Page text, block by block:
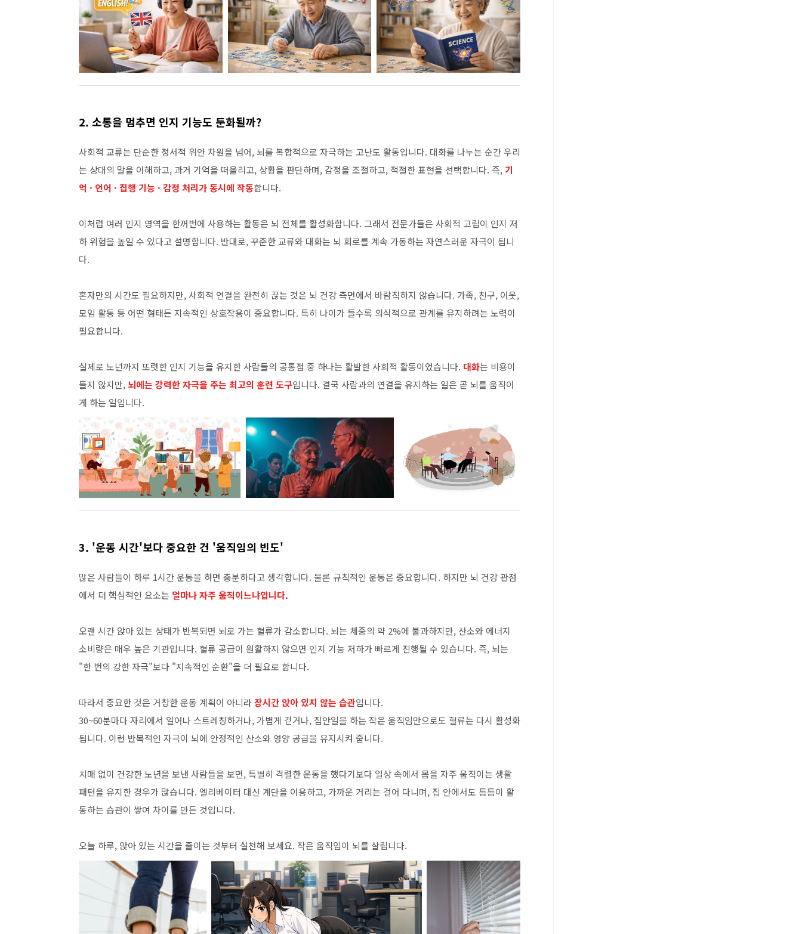
2. 소통을 멈추면 인지 기능도 둔화될까?
사회적 교류는 단순한 정서적 위안 차원을 넘어, 뇌를 복합적으로 자극하는 고난도 활동입니다. 대화를 나누는 순간 우리
는 상대의 말을 이해하고, 과거 기억을 떠올리고, 상황을 판단하며, 감정을 조절하고, 적절한 표현을 선택합니다. 즉,기
억 · 언어 · 집행 기능 · 감정 처리가 동시에 작동합니다.
이처럼 여러 인지 영역을 한꺼번에 사용하는 활동은 뇌 전체를 활성화합니다. 그래서 전문가들은 사회적 고립이 인지 저
하 위험을 높일 수 있다고 설명합니다. 반대로, 꾸준한 교류와 대화는 뇌 회로를 계속 가동하는 자연스러운 자극이 됩니
다.
혼자만의 시간도 필요하지만, 사회적 연결을 완전히 끊는 것은 뇌 건강 측면에서 바람직하지 않습니다. 가족, 친구, 이웃,
모임 활동 등 어떤 형태든 지속적인 상호작용이 중요합니다. 특히 나이가 들수록 의식적으로 관계를 유지하려는 노력이
필요합니다.
실제로 노년까지 또렷한 인지 기능을 유지한 사람들의 공통점 중 하나는 활발한 사회적 활동이었습니다. 대화는 비용이
들지 않지만, 뇌에는 강력한 자극을 주는 최고의 훈련 도구입니다. 결국 사람과의 연결을 유지하는 일은 곧 뇌를 움직이
게 하는 일입니다.
3. '운동 시간'보다 중요한 건 '움직임의 빈도'
많은 사람들이 하루 1시간 운동을 하면 충분하다고 생각합니다. 물론 규칙적인 운동은 중요합니다. 하지만 뇌 건강 관점
에서 더 핵심적인 요소는 얼마나 자주 움직이느냐입니다.
오랜 시간 앉아 있는 상태가 반복되면 뇌로 가는 혈류가 감소합니다. 뇌는 체중의 약 2%에 불과하지만, 산소와 에너지
소비량은 매우 높은 기관입니다. 혈류 공급이 원활하지 않으면 인지 기능 저하가 빠르게 진행될 수 있습니다. 즉, 뇌는
"한 번의 강한 자극"보다 "지속적인 순환"을 더 필요로 합니다.
따라서 중요한 것은 거창한 운동 계획이 아니라장시간 앉아 있지 않는 습관입니다.
30~60분마다 자리에서 일어나 스트레칭하거나, 가볍게 걷거나, 집안일을 하는 작은 움직임만으로도 혈류는 다시 활성화
됩니다. 이런 반복적인 자극이 뇌에 안정적인 산소와 영양 공급을 유지시켜 줍니다.
치매 없이 건강한 노년을 보낸 사람들을 보면, 특별히 격렬한 운동을 했다기보다 일상 속에서 몸을 자주 움직이는 생활
패턴을 유지한 경우가 많습니다. 엘리베이터 대신 계단을 이용하고, 가까운 거리는 걸어 다니며, 집 안에서도 틈틈이 활
동하는 습관이 쌓여 차이를 만든 것입니다.
오늘 하루, 앉아 있는 시간을 줄이는 것부터 실천해 보세요. 작은 움직임이 뇌를 살립니다.